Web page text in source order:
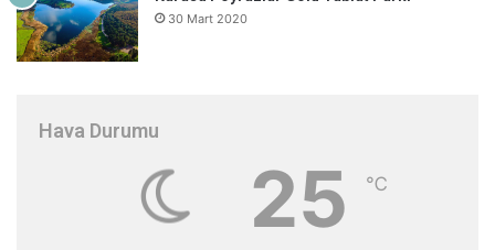
30 Mart 2020
Hava Durumu
25 ℃